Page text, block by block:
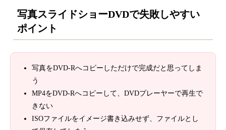
写真スライドショーDVDで失敗しやすい
ポイント
写真をDVD-Rへコピーしただけで完成だと思ってしま
う
MP4をDVD-Rへコピーして、DVDプレーヤーで再生で
きない
ISOファイルをイメージ書き込みせず、ファイルとし